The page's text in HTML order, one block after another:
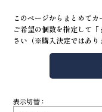
このページからまとめてカ
ご希望の個数を指定して
さい（※購入決定ではあり
表示切替：